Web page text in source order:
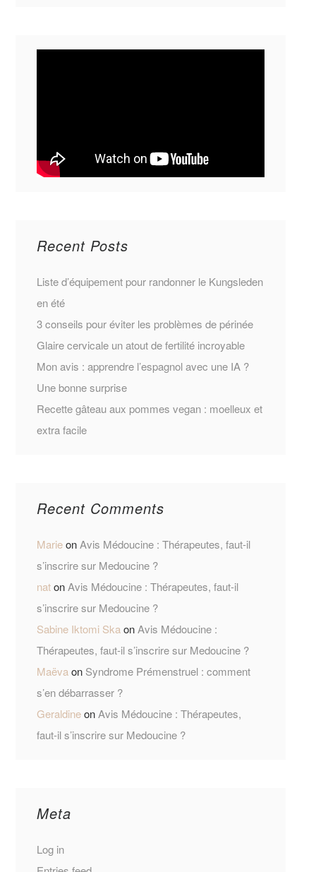
Recent Posts
Liste d’équipement pour randonner le Kungsleden
en été
3 conseils pour éviter les problèmes de périnée
Glaire cervicale un atout de fertilité incroyable
Mon avis : apprendre l’espagnol avec une IA ?
Une bonne surprise
Recette gâteau aux pommes vegan : moelleux et
extra facile
Recent Comments
MarieonAvis Médoucine : Thérapeutes, faut-il
s’inscrire sur Medoucine ?
natonAvis Médoucine : Thérapeutes, faut-il
s’inscrire sur Medoucine ?
Sabine Iktomi SkaonAvis Médoucine :
Thérapeutes, faut-il s’inscrire sur Medoucine ?
Maëvaon Syndrome Prémenstruel : comment
s’en débarrasser ?
GeraldineonAvis Médoucine : Thérapeutes,
faut-il s’inscrire sur Medoucine ?
Meta
Log in